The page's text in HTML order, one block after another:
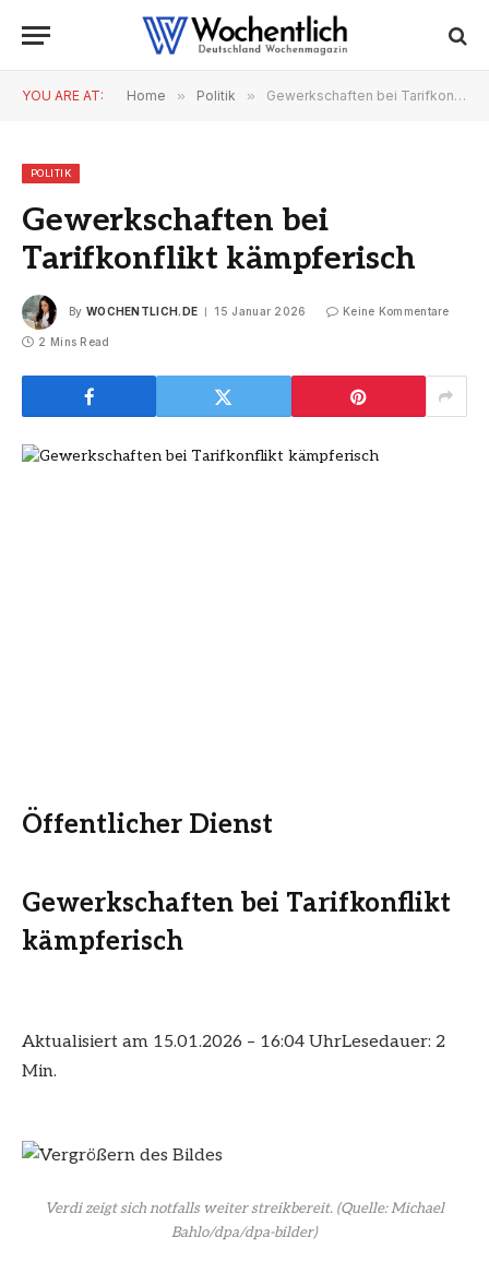
YOU ARE AT: Home » Politik » Gewerkschaften bei Tarifkonflikt kämpferisch
POLITIK
Gewerkschaften bei
Tarifkonflikt kämpferisch
By WOCHENTLICH.DE 15 Januar 2026 Keine Kommentare
2 Mins Read
Öffentlicher Dienst
Gewerkschaften bei Tarifkonflikt
kämpferisch
Aktualisiert am 15.01.2026 – 16:04 UhrLesedauer: 2
Min.
Verdi zeigt sich notfalls weiter streikbereit. (Quelle: Michael
Bahlo/dpa/dpa-bilder)